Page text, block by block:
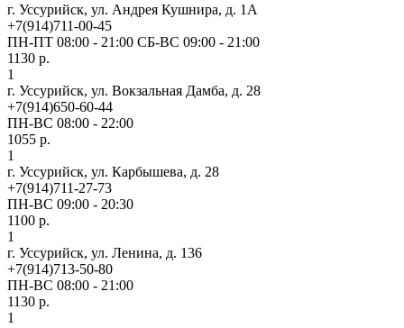
г. Уссурийск, ул. Андрея Кушнира, д. 1А
+7(914)711-00-45
ПН-ПТ 08:00 - 21:00 СБ-ВС 09:00 - 21:00
1130 р.
1
г. Уссурийск, ул. Вокзальная Дамба, д. 28
+7(914)650-60-44
ПН-ВС 08:00 - 22:00
1055 р.
1
г. Уссурийск, ул. Карбышева, д. 28
+7(914)711-27-73
ПН-ВС 09:00 - 20:30
1100 р.
1
г. Уссурийск, ул. Ленина, д. 136
+7(914)713-50-80
ПН-ВС 08:00 - 21:00
1130 р.
1